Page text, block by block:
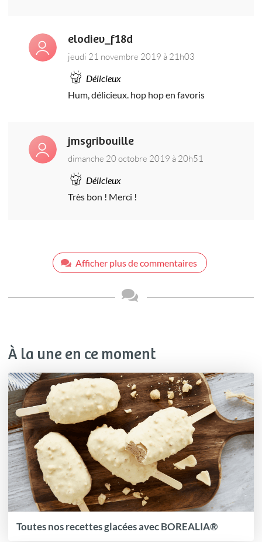
elodiev_f18d
jeudi 21 novembre 2019 à 21h03
Délicieux
Hum, délicieux. hop hop en favoris
jmsgribouille
dimanche 20 octobre 2019 à 20h51
Délicieux
Très bon ! Merci !
Afficher plus de commentaires
À la une en ce moment
Toutes nos recettes glacées avec BOREALIA®